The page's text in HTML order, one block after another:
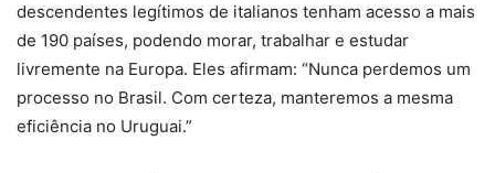
descendentes legítimos de italianos tenham acesso a mais
de 190 países, podendo morar, trabalhar e estudar
livremente na Europa. Eles afirmam: “Nunca perdemos um
processo no Brasil. Com certeza, manteremos a mesma
eficiência no Uruguai.”